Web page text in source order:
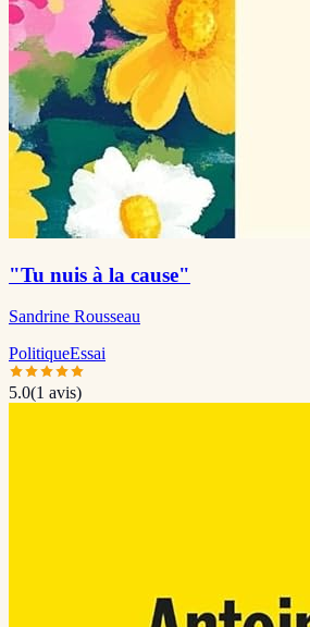
"Tu nuis à la cause"
Sandrine Rousseau
PolitiqueEssai
5.0(1 avis)